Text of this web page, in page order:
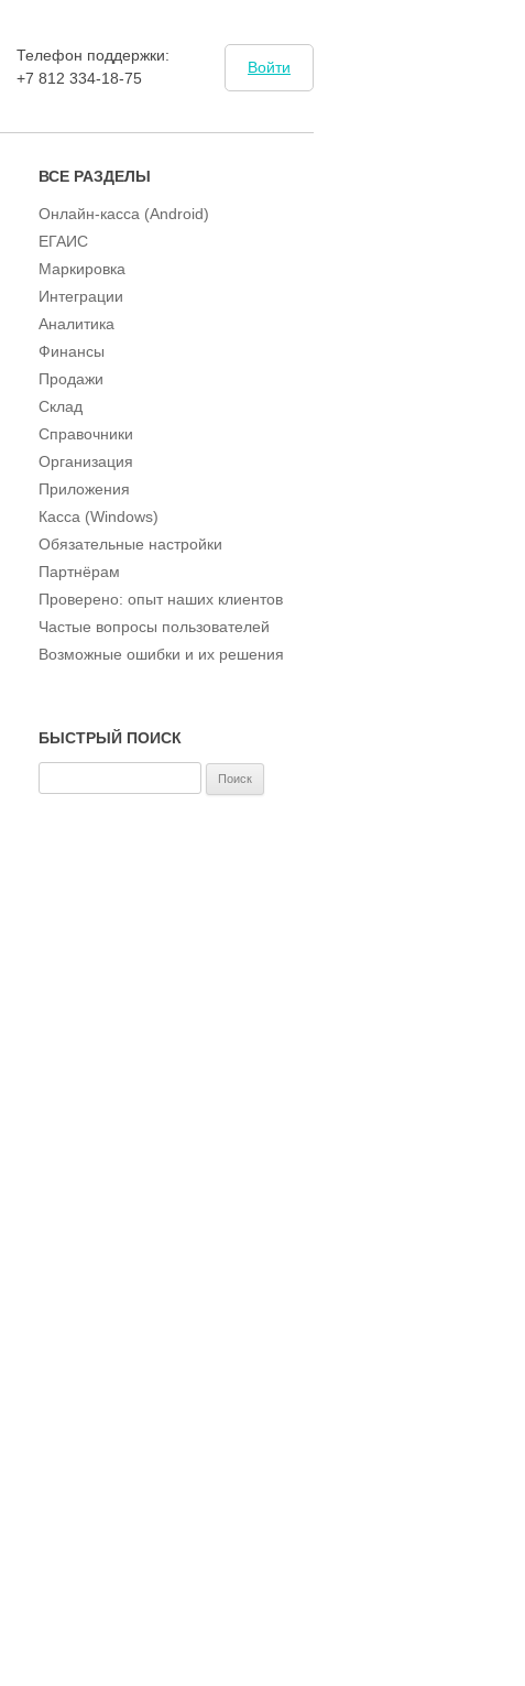
Войти
Телефон поддержки:
+7 812 334-18-75
ВСЕ РАЗДЕЛЫ
Онлайн-касса (Android)
ЕГАИС
Маркировка
Интеграции
Аналитика
Финансы
Продажи
Склад
Справочники
Организация
Приложения
Касса (Windows)
Обязательные настройки
Партнёрам
Проверено: опыт наших клиентов
Частые вопросы пользователей
Возможные ошибки и их решения
БЫСТРЫЙ ПОИСК